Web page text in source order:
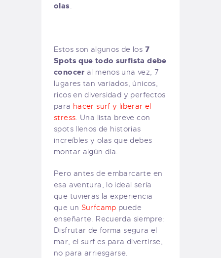
olas.
Estos son algunos de los 7
Spots que todo surfista debe
conoceral menos una vez, 7
lugares tan variados, únicos,
ricos en diversidad y perfectos
para hacer surf y liberar el
stress. Una lista breve con
spots llenos de historias
increíbles y olas que debes
montar algún día.
Pero antes de embarcarte en
esa aventura, lo ideal sería
que tuvieras la experiencia
que un Surfcamp puede
enseñarte. Recuerda siempre:
Disfrutar de forma segura el
mar, el surf es para divertirse,
no para arriesgarse.